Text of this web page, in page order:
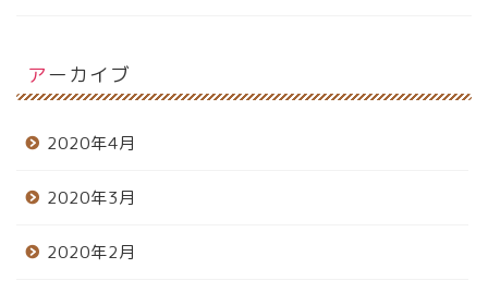
アーカイブ
2020年4月
2020年3月
2020年2月